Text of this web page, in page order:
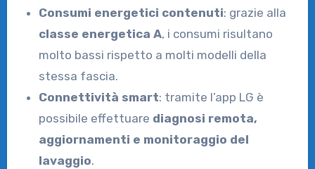
Consumi energetici contenuti: grazie alla
classe energetica A, i consumi risultano
molto bassi rispetto a molti modelli della
stessa fascia.
Connettività smart: tramite l’app LG è
possibile effettuare diagnosi remota,
aggiornamenti e monitoraggio del
lavaggio.